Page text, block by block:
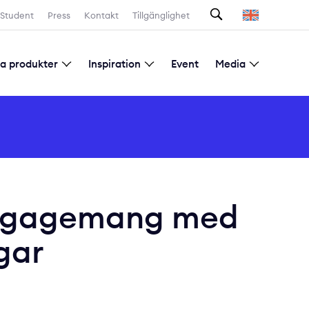
Student Press Kontakt Tillgänglighet
produkter Inspiration Event Media
med